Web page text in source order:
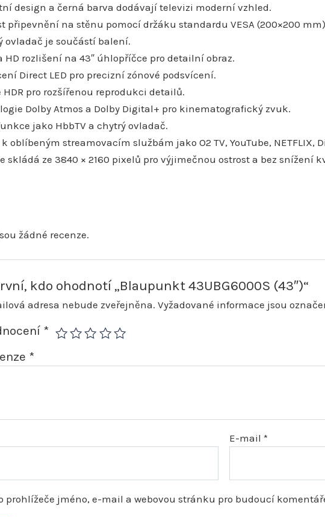
design a černá barva dodávají televizi moderní vzhled.
připevnění na stěnu pomocí držáku standardu VESA (200×200
ovladač je součástí balení.
HD rozlišení na 43″ úhlopříčce pro detailní obraz.
Direct LED pro precizní zónové podsvícení.
HDR pro rozšířenou reprodukci detailů.
Dolby Atmos a Dolby Digital+ pro kinematografický zvuk.
jako HbbTV a chytrý ovladač.
oblíbeným streamovacím službám jako O2 TV, YouTube, NETFLIX,
skládá ze 3840 × 2160 pixelů pro výjimečnou ostrost a bez snížení
žádné recenze.
kdo ohodnotí „Blaupunkt 43UBG6000S (43″)“
adresa nebude zveřejněna. Vyžadované informace jsou
*
*
E-mail*
prohlížeče jméno, e-mail a webovou stránku pro budoucí